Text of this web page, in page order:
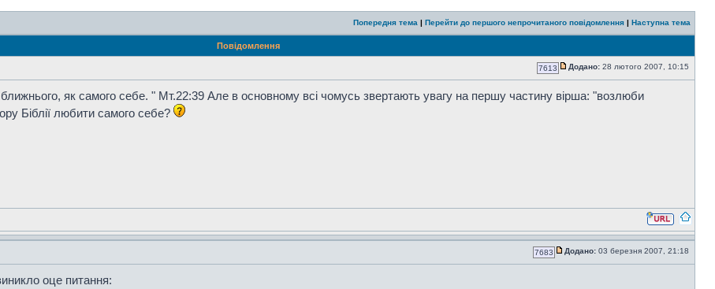
Попередня тема | Перейти до першого непрочитаного повідомлення | Наступна тема
Повідомлення
7613 Додано: 28 лютого 2007, 10:15
як самого себе. " Мт.22:39 Але в основному всі чомусь звертають увагу на першу частину вірша: "возлюби
Біблії любити самого себе?
7683 Додано: 03 березня 2007, 21:18
оце питання: